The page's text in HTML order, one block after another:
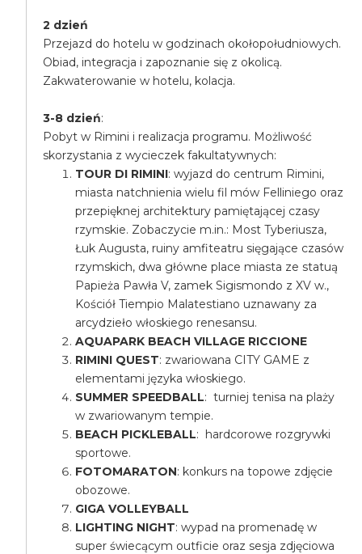
2 dzień
Przejazd do hotelu w godzinach okołopołudniowych.
Obiad, integracja i zapoznanie się z okolicą.
Zakwaterowanie w hotelu, kolacja.
3-8 dzień:
Pobyt w Rimini i realizacja programu. Możliwość
skorzystania z wycieczek fakultatywnych:
TOUR DI RIMINI: wyjazd do centrum Rimini,
miasta natchnienia wielu fil mów Felliniego oraz
przepięknej architektury pamiętającej czasy
rzymskie. Zobaczycie m.in.: Most Tyberiusza,
Łuk Augusta, ruiny amfiteatru sięgające czasów
rzymskich, dwa główne place miasta ze statuą
Papieża Pawła V, zamek Sigismondo z XV w.,
Kościół Tiempio Malatestiano uznawany za
arcydzieło włoskiego renesansu.
AQUAPARK BEACH VILLAGE RICCIONE
RIMINI QUEST: zwariowana CITY GAME z
elementami języka włoskiego.
SUMMER SPEEDBALL: turniej tenisa na plaży
w zwariowanym tempie.
BEACH PICKLEBALL: hardcorowe rozgrywki
sportowe.
FOTOMARATON: konkurs na topowe zdjęcie
obozowe.
GIGA VOLLEYBALL
LIGHTING NIGHT: wypad na promenadę w
super świecącym outficie oraz sesja zdjęciowa